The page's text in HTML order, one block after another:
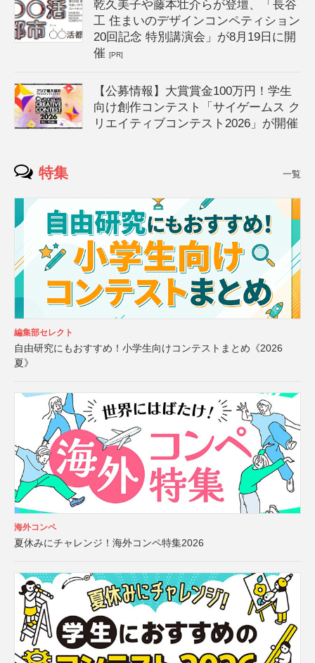
乾久美子や藤本壮介らが登壇、「長谷
工 住まいのデザインコンペティション
20回記念 特別講演会」が8月19日に開
催[PR]
【公募情報】大賞賞金100万円！学生
向け創作コンテスト「サイゲームス ク
リエイティブコンテスト2026」が開催
特集 一覧
編集部セレクト
自由研究にもおすすめ！小学生向けコンテストまとめ《2026
夏》
海外コンペ
夏休みにチャレンジ！海外コンペ特集2026